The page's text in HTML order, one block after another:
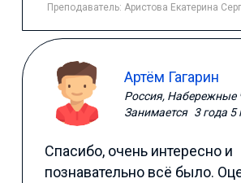
Преподаватель: Аристова Екатерина
Артём Гагарин
Россия, Набережные
Занимается 3 года 5
Спасибо, очень интересно и
познавательно всё было.